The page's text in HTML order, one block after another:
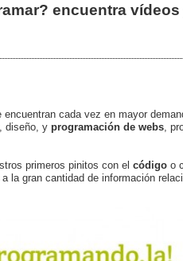
encuentra
cada vez en mayor
diseño, y programación de webs ,
primeros pinitos con el código o
la gran cantidad de información